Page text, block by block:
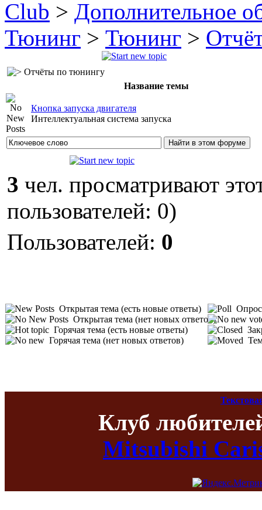
Club > Дополнительное
Тюнинг > Тюнинг >
Отчёты по тюнингу
Название темы
Кнопка запуска двигателя
Интеллектуальная система запуска
3 чел. просматривают
пользователей: 0)
Пользователей: 0
Открытая тема (есть новые ответы)
Открытая тема (нет новых ответов)
Горячая тема (есть новые ответы)
Горячая тема (нет новых ответов)
Опрос
Клуб
Mitsubishi